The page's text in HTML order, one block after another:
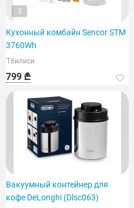
3
Кухонный комбайн Sencor STM
3760Wh
Тбилиси
799 ₾
Вакуумный контейнер для
кофе DeLonghi (Dlsc063)